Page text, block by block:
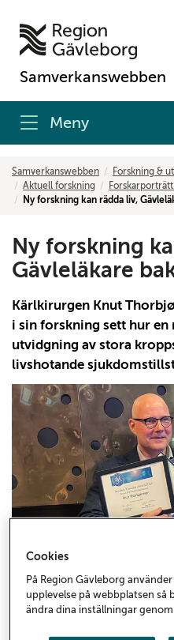
Samverkanswebben
Meny
Samverkanswebben Forskning &
Aktuell forskning
Ny forskning kan rädda liv,
Ny forskning
Gävleläkare
Kärlkirurgen Knut
i sin forskning sett hur
utvidgning av stora
livshotande
Aspects of subaneurysmal
(pdf)och har nu lett till
Cookies
På Region Gävleborg
upplevelse på webbplatsen så
ändra dina inställningar